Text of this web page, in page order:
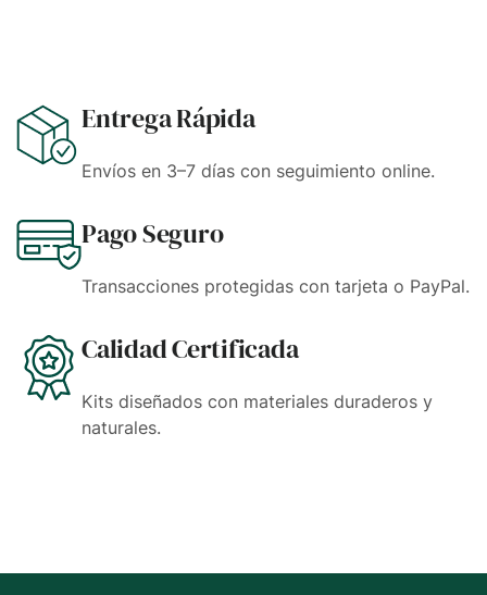
Entrega Rápida
Envíos en 3–7 días con seguimiento online.
Pago Seguro
Transacciones protegidas con tarjeta o PayPal.
Calidad Certificada
Kits diseñados con materiales duraderos y
naturales.